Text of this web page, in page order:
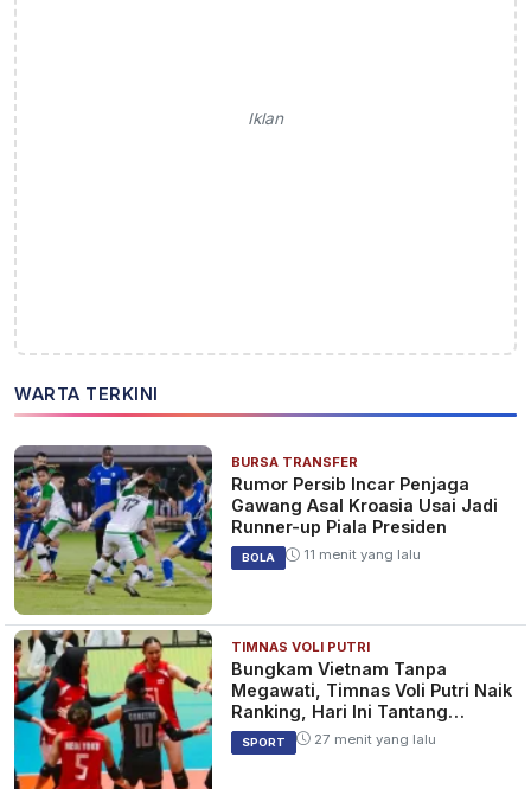
Iklan
WARTA TERKINI
BURSA TRANSFER
Rumor Persib Incar Penjaga
Gawang Asal Kroasia Usai Jadi
Runner-up Piala Presiden
BOLA 11 menit yang lalu
TIMNAS VOLI PUTRI
Bungkam Vietnam Tanpa
Megawati, Timnas Voli Putri Naik
Ranking, Hari Ini Tantang
Thailand
SPORT 27 menit yang lalu